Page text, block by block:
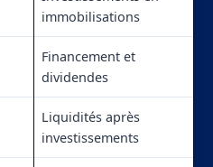
immobilisations
Financement et
dividendes
Liquidités après
investissements